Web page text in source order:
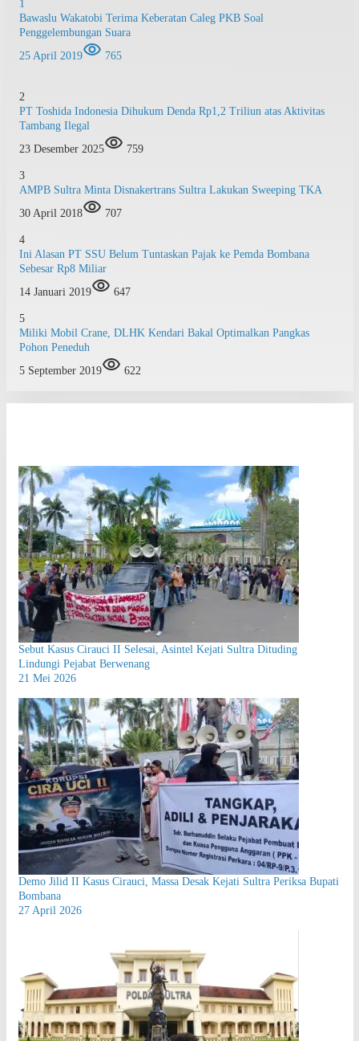
1
Bawaslu Wakatobi Terima Keberatan Caleg PKB Soal
Penggelembungan Suara
25 April 2019
765
2
PT Toshida Indonesia Dihukum Denda Rp1,2 Triliun atas Aktivitas
Tambang Ilegal
23 Desember 2025
759
3
AMPB Sultra Minta Disnakertrans Sultra Lakukan Sweeping TKA
30 April 2018
707
4
Ini Alasan PT SSU Belum Tuntaskan Pajak ke Pemda Bombana
Sebesar Rp8 Miliar
14 Januari 2019
647
5
Miliki Mobil Crane, DLHK Kendari Bakal Optimalkan Pangkas
Pohon Peneduh
5 September 2019
622
Sebut Kasus Cirauci II Selesai, Asintel Kejati Sultra Dituding
Lindungi Pejabat Berwenang
21 Mei 2026
Demo Jilid II Kasus Cirauci, Massa Desak Kejati Sultra Periksa Bupati
Bombana
27 April 2026